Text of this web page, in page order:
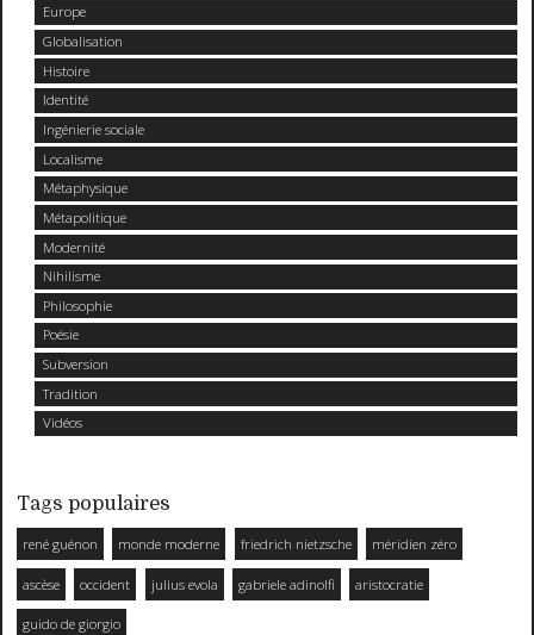
Europe
Globalisation
Histoire
Identité
Ingénierie sociale
Localisme
Métaphysique
Métapolitique
Modernité
Nihilisme
Philosophie
Poésie
Subversion
Tradition
Vidéos
Tags populaires
rené guénon monde moderne friedrich nietzsche méridien zéro
ascèse occident julius evola gabriele adinolfi aristocratie
guido de giorgio